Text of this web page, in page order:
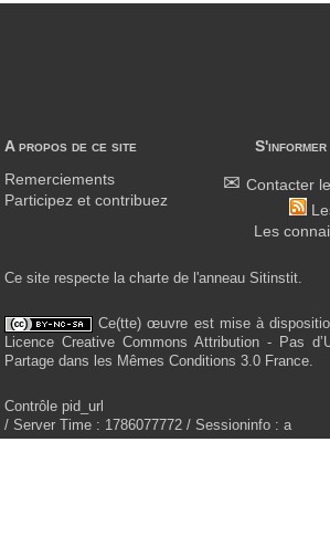
A propos de ce site
Remerciements
Participez et contribuez
S'informer
Contacter
Les
Ce site respecte la charte de l'anneau Sitinstit.
Ce(tte) œuvre est mise à
Licence Creative Commons Attribution - Pas
Partage dans les Mêmes Conditions 3.0 France.
Contrôle pid_url
/ Server Time : 1786077772 / Sessioninfo : a